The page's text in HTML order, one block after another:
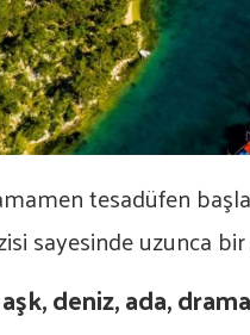
tesadüfen
sayesinde uzunca
deniz, ada,